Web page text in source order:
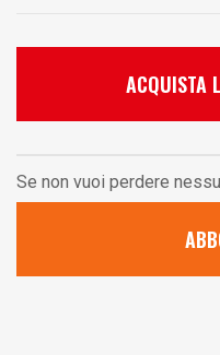
ACQUISTA
Se non vuoi perdere